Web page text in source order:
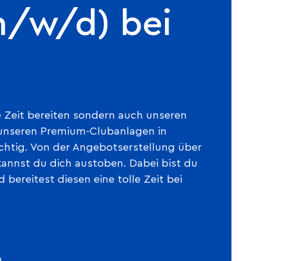
w/d) bei
Zeit bereiten sondern auch unseren
Premium-Clubanlagen in
Von der Angebotserstellung über
du dich austoben. Dabei bist du
bereitest diesen eine tolle Zeit bei